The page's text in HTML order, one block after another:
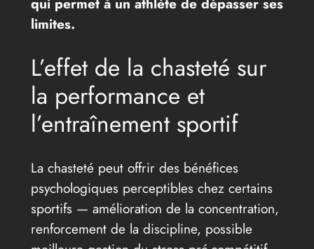
limites.
L’effet de la chasteté sur
la performance et
l’entraînement sportif
La chasteté peut offrir des bénéfices
psychologiques perceptibles chez certains
sportifs — amélioration de la concentration,
renforcement de la discipline, possible